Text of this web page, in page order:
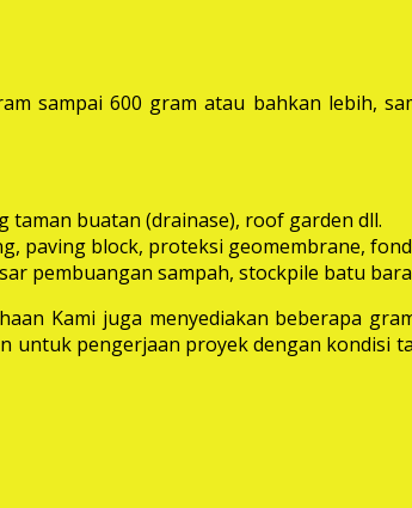
sampai 600 gram atau bahkan lebih,
buatan (drainase), roof garden dll.
paving block, proteksi geomembrane,
pembuangan sampah, stockpile batu
Kami juga menyediakan beberapa
untuk pengerjaan proyek dengan kondisi